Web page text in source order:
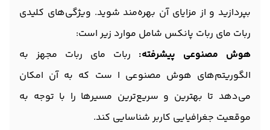
بپردازید و از مزایای آن بهره‌مند شوید. ویژگی‌های کلیدی
ربات مای ربات پانکس شامل موارد زیر است:
هوش مصنوعی پیشرفته: ربات مای ربات مجهز به
الگوریتم‌های هوش مصنوعی ا ست که به آن امکان
می‌دهد تا بهترین و سریع‌ترین مسیرها را با توجه به
موقعیت جغرافیایی کاربر شناسایی کند.